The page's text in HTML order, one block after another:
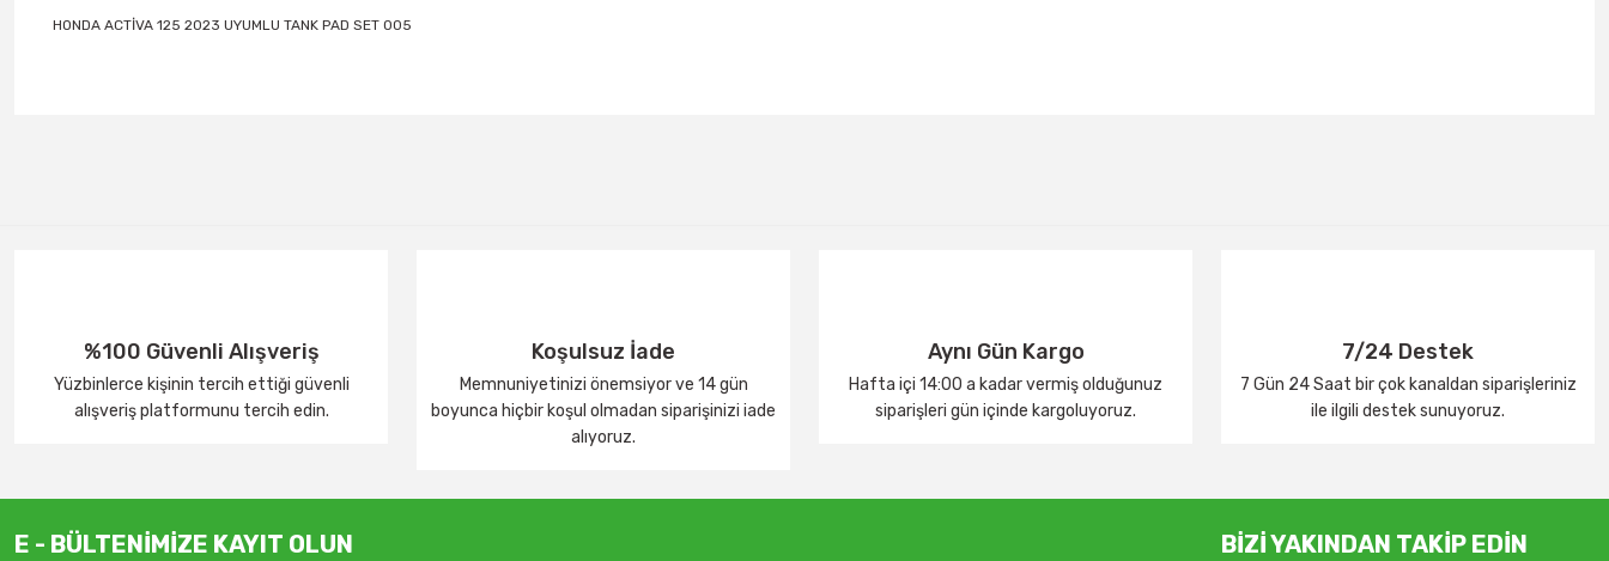
HONDA ACTİVA 125 2023 UYUMLU TANK PAD SET 005
%100 Güvenli Alışveriş
Yüzbinlerce kişinin tercih ettiği güvenli
alışveriş platformunu tercih edin.
Koşulsuz İade
Memnuniyetinizi önemsiyor ve 14 gün
boyunca hiçbir koşul olmadan siparişinizi iade
alıyoruz.
Aynı Gün Kargo
Hafta içi 14:00 a kadar vermiş olduğunuz
siparişleri gün içinde kargoluyoruz.
7/24 Destek
7 Gün 24 Saat bir çok kanaldan siparişleriniz
ile ilgili destek sunuyoruz.
E - BÜLTENİMİZE KAYIT OLUN BİZİ YAKINDAN TAKİP EDİN